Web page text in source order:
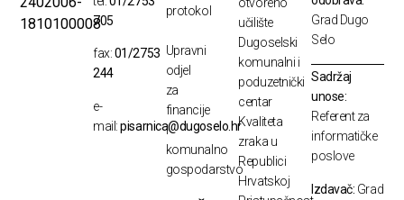
1810100008705
fax:01/2753
244
e-
mail:pisarnica@dugoselo.hr
protokol
Upravni
odjel
za
financije
i
komunalno
gospodarstvo
učilište
Dugoselski
komunalni i
poduzetnički
centar
Kvaliteta
zraka u
Republici
Hrvatskoj
Grad Dugo
Selo
Sadržaj
unose:
Referent za
informatičke
poslove
Izdavač: Grad